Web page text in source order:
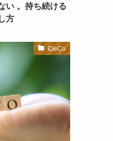
い 。持ち続ける
方
iDeCo